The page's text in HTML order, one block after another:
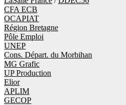
CFA ECB
OCAPIAT
Région Bretagne
Pôle Emploi
UNEP
Cons. Départ. du Morbihan
MG Grafic
UP Production
Elior
APLIM
GECOP